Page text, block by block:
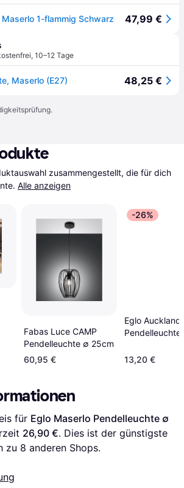
1-flammig Schwarz 47,99 €
, 10–12 Tage
Maserlo (E27) 48,25 €
zusammengestellt, die für dich
Alle anzeigen
Fabas Luce CAMP
Pendelleuchte ∅ 25cm
60,95 €
-26%
Eglo
Pendelleuchte
13,20 €
für Eglo Maserlo Pendelleuchte ∅
26,90 €. Dies ist der günstigste
zu 8 anderen Shops.